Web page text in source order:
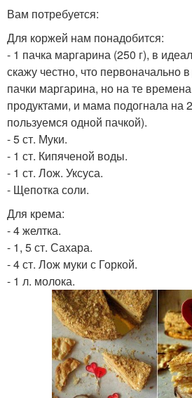
Вам потребуется:
Для коржей нам понадобится:
- 1 пачка маргарина (250 г), в
скажу честно, что первоначально
пачки маргарина, но на те
продуктами, и мама подогнала на
пользуемся одной пачкой).
- 5 ст. Муки.
- 1 ст. Кипяченой воды.
- 1 ст. Лож. Уксуса.
- Щепотка соли.
Для крема:
- 4 желтка.
- 1, 5 ст. Сахара.
- 4 ст. Лож муки с Горкой.
- 1 л. молока.